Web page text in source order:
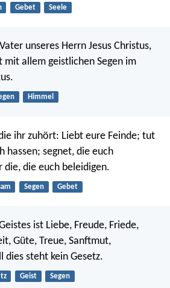
Gebet Seele
unseres Herrn Jesus Christus,
mit allem geistlichen Segen im
Himmel
ihr zuhört: Liebt eure Feinde; tut
hassen; segnet, die euch
die euch beleidigen.
Segen Gebet
ist Liebe, Freude, Friede,
Güte, Treue, Sanftmut,
dies steht kein Gesetz.
Geist Segen